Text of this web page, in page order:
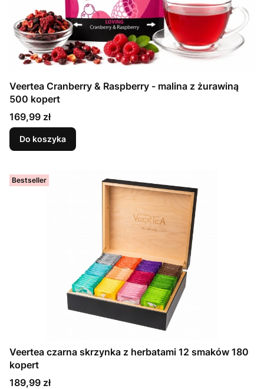
Veertea Cranberry & Raspberry - malina z żurawiną
500 kopert
Cena
169,99 zł
Do koszyka
Bestseller
Veertea czarna skrzynka z herbatami 12 smaków 180
kopert
Cena
189,99 zł